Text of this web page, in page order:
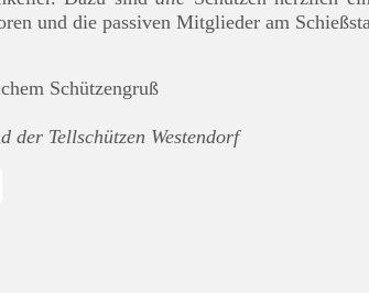
und die passiven Mitglieder am
Schützengruß
der Tellschützen Westendorf